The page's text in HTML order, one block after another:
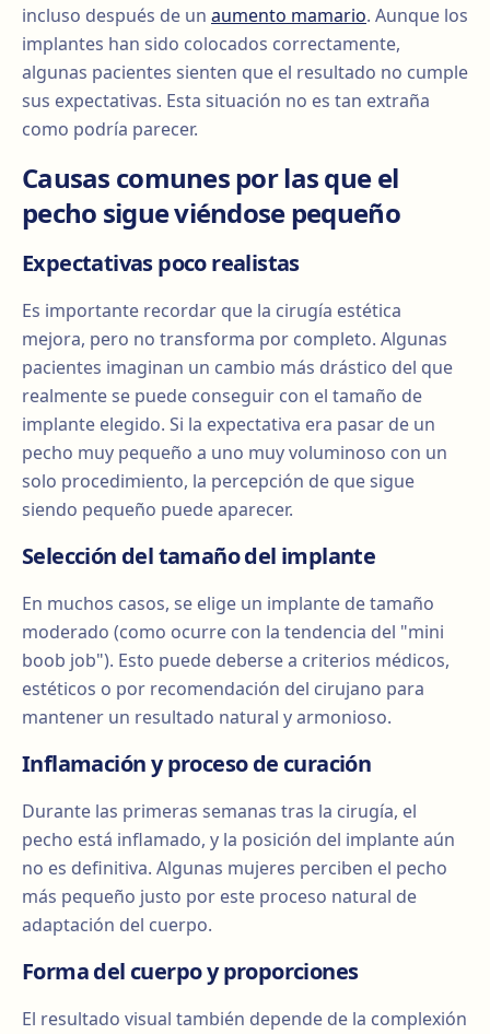
incluso después de un aumento mamario. Aunque los
implantes han sido colocados correctamente,
algunas pacientes sienten que el resultado no cumple
sus expectativas. Esta situación no es tan extraña
como podría parecer.
Causas comunes por las que el
pecho sigue viéndose pequeño
Expectativas poco realistas
Es importante recordar que la cirugía estética
mejora, pero no transforma por completo. Algunas
pacientes imaginan un cambio más drástico del que
realmente se puede conseguir con el tamaño de
implante elegido. Si la expectativa era pasar de un
pecho muy pequeño a uno muy voluminoso con un
solo procedimiento, la percepción de que sigue
siendo pequeño puede aparecer.
Selección del tamaño del implante
En muchos casos, se elige un implante de tamaño
moderado (como ocurre con la tendencia del "mini
boob job"). Esto puede deberse a criterios médicos,
estéticos o por recomendación del cirujano para
mantener un resultado natural y armonioso.
Inflamación y proceso de curación
Durante las primeras semanas tras la cirugía, el
pecho está inflamado, y la posición del implante aún
no es definitiva. Algunas mujeres perciben el pecho
más pequeño justo por este proceso natural de
adaptación del cuerpo.
Forma del cuerpo y proporciones
El resultado visual también depende de la complexión